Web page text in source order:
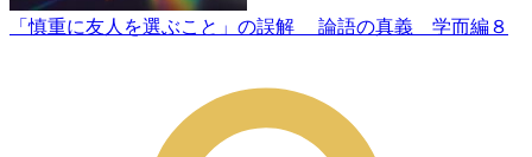
「慎重に友人を選ぶこと」の誤解 論語の真義 学而編８